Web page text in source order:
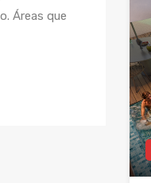
Áreas que